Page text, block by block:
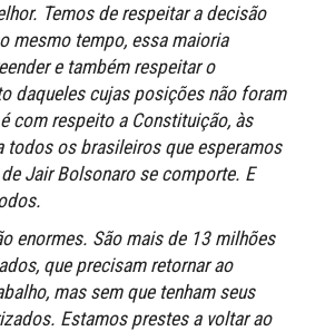
Temos de respeitar a decisão
mesmo tempo, essa maioria
e também respeitar o
daqueles cujas posições não foram
com respeito a Constituição, às
todos os brasileiros que esperamos
Jair Bolsonaro se comporte. E
enormes. São mais de 13 milhões
que precisam retornar ao
mas sem que tenham seus
Estamos prestes a voltar ao